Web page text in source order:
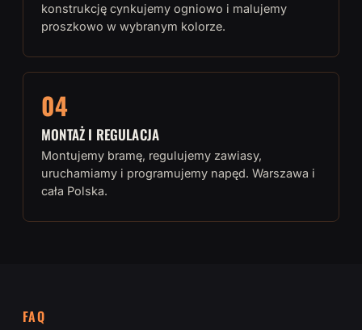
konstrukcję cynkujemy ogniowo i malujemy
proszkowo w wybranym kolorze.
04
MONTAŻ I REGULACJA
Montujemy bramę, regulujemy zawiasy,
uruchamiamy i programujemy napęd. Warszawa i
cała Polska.
FAQ